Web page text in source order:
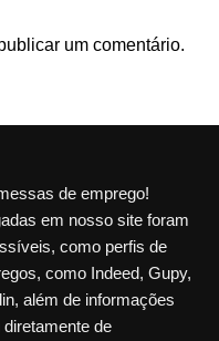
um comentário.
de emprego!
em nosso site foram
como perfis de
como Indeed, Gupy,
além de informações
de